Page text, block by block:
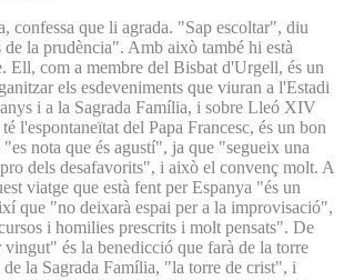
confessa que li agrada. "Sap escoltar", diu
la prudència". Amb això també hi està
Ell, com a membre del Bisbat d'Urgell, és un
els esdeveniments que viuran a l'Estadi
i a la Sagrada Família, i sobre Lleó XIV
l'espontaneïtat del Papa Francesc, és un bon
nota que és agustí", ja que "segueix una
dels desafavorits", i això el convenç molt. A
viatge que està fent per Espanya "és un
que "no deixarà espai per a la improvisació",
i homilies prescrits i molt pensats". De
és la benedicció que farà de la torre
la Sagrada Família, "la torre de crist", i